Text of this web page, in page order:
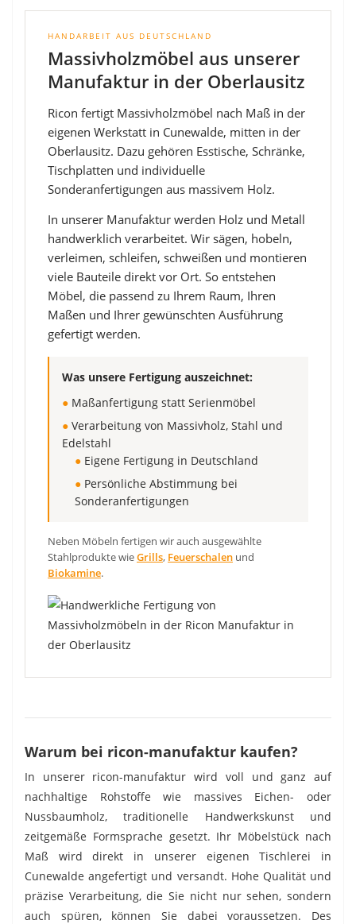
HANDARBEIT AUS DEUTSCHLAND
Massivholzmöbel aus unserer
Manufaktur in der Oberlausitz
Ricon fertigt Massivholzmöbel nach Maß in der
eigenen Werkstatt in Cunewalde, mitten in der
Oberlausitz. Dazu gehören Esstische, Schränke,
Tischplatten und individuelle
Sonderanfertigungen aus massivem Holz.
In unserer Manufaktur werden Holz und Metall
handwerklich verarbeitet. Wir sägen, hobeln,
verleimen, schleifen, schweißen und montieren
viele Bauteile direkt vor Ort. So entstehen
Möbel, die passend zu Ihrem Raum, Ihren
Maßen und Ihrer gewünschten Ausführung
gefertigt werden.
Was unsere Fertigung auszeichnet:
● Maßanfertigung statt Serienmöbel
● Verarbeitung von Massivholz, Stahl und
Edelstahl
● Eigene Fertigung in Deutschland
● Persönliche Abstimmung bei
Sonderanfertigungen
Neben Möbeln fertigen wir auch ausgewählte
Stahlprodukte wieGrills, Feuerschalen und
Biokamine.
Warum bei ricon-manufaktur kaufen?
In unserer ricon-manufaktur wird voll und ganz auf
nachhaltige Rohstoffe wie massives Eichen- oder
Nussbaumholz, traditionelle Handwerkskunst und
zeitgemäße Formsprache gesetzt. Ihr Möbelstück nach
Maß wird direkt in unserer eigenen Tischlerei in
Cunewalde angefertigt und versandt. Hohe Qualität und
präzise Verarbeitung, die Sie nicht nur sehen, sondern
auch spüren, können Sie dabei voraussetzen. Des